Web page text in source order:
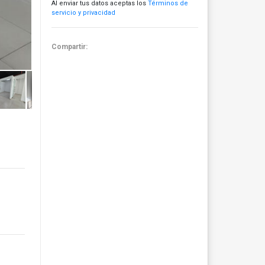
Al enviar tus datos aceptas los Términos de
servicio y privacidad
Compartir: